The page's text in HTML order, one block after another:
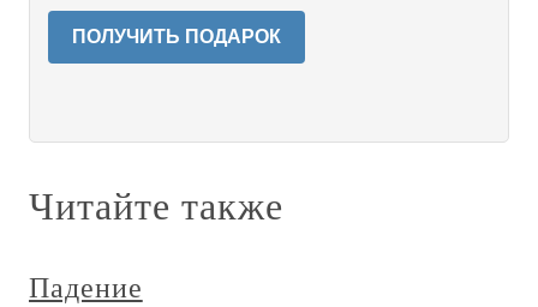
ПОЛУЧИТЬ ПОДАРОК
Читайте также
Падение